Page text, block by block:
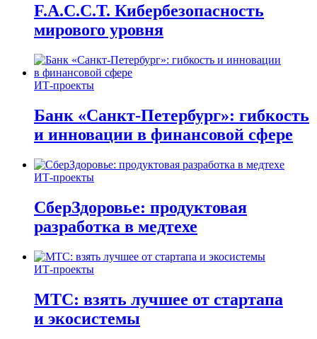
F.A.C.C.T. Кибербезопасность
мирового уровня
ИТ-проекты
Банк «Санкт-Петербург»: гибкость
и инновации в финансовой сфере
ИТ-проекты
СберЗдоровье: продуктовая
разработка в медтехе
ИТ-проекты
МТС: взять лучшее от стартапа
и экосистемы